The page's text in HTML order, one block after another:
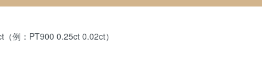
例：PT900 0.25ct 0.02ct）